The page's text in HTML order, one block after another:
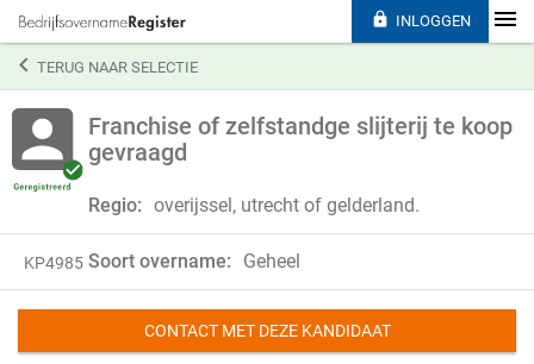
TERUG NAAR SELECTIE
Franchise of zelfstandge slijterij te koop
gevraagd
Regio: overijssel, utrecht of gelderland.
KP4985 Soort overname: Geheel
CONTACT MET DEZE KANDIDAAT
 INLOGGEN